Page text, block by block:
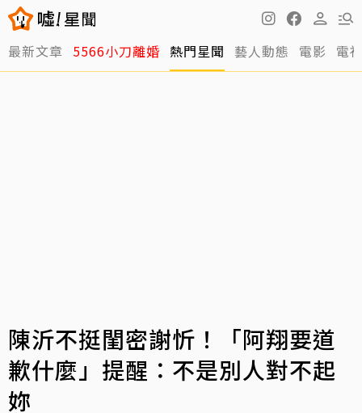
最新文章 5566小刀離婚 熱門星聞 藝人動態 電影 電
陳沂不挺閨密謝忻！「阿翔要道
歉什麼」提醒：不是別人對不起
妳